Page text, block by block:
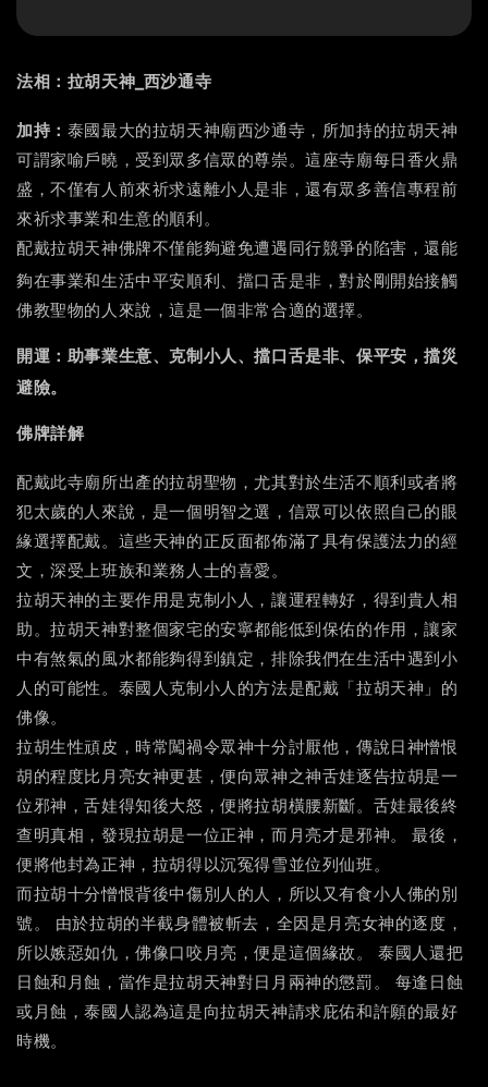
法相：拉胡天神_西沙通寺
加持： 泰國最大的拉胡天神廟西沙通寺 ， 所加持的拉胡天神
可謂家喻戶曉，受到眾多信眾的尊崇。這座寺廟每日香火鼎
盛，不僅有人前來祈求遠離小人是非，還有眾多善信專程前
來祈求事業和生意的順利。
配戴拉胡天神佛牌不僅能夠避免遭遇同行競爭的陷害，還能
夠在事業和生活中平安順利、擋口舌是非 ，對於剛開始接觸
佛教聖物的人來說，這是一個非常合適的選擇。
開運：助事業生意、克制小人、擋口舌是非、保平安，擋災
避險。
佛牌詳解
配戴此寺廟所出產的拉胡聖物 ， 尤其對於生活不順利或者將
犯太歲的人來說，是一個明智之選，信眾可以依照自己的眼
緣選擇配戴。這些天神的正反面都佈滿了具有保護法力的經
文，深受上班族和業務人士的喜愛。
拉胡天神的主要作用是克制小人，讓運程轉好，得到貴人相
助。拉胡天神對整個家宅的安寧都能低到保佑的作用，讓家
中有煞氣的風水都能夠得到鎮定，排除我們在生活中遇到小
人的可能性。泰國人克制小人的方法是配戴「拉胡天神」的
佛像。
拉胡生性頑皮，時常闖禍令眾神十分討厭他，傳說日神憎恨
胡的程度比月亮女神更甚，便向眾神之神舌娃逐告拉胡是一
位邪神，舌娃得知後大怒，便將拉胡橫腰新斷。舌娃最後終
查明真相，發現拉胡是一位正神，而月亮才是邪神。 最後，
便將他封為正神，拉胡得以沉冤得雪並位列仙班。
而拉胡十分憎恨背後中傷別人的人，所以又有食小人佛的別
號。 由於拉胡的半截身體被斬去，全因是月亮女神的逐度，
所以嫉惡如仇，佛像口咬月亮，便是這個緣故。 泰國人還把
日蝕和月蝕，當作是拉胡天神對日月兩神的懲罰。 每逢日蝕
或月蝕，泰國人認為這是向拉胡天神請求庇佑和許願的最好
時機。